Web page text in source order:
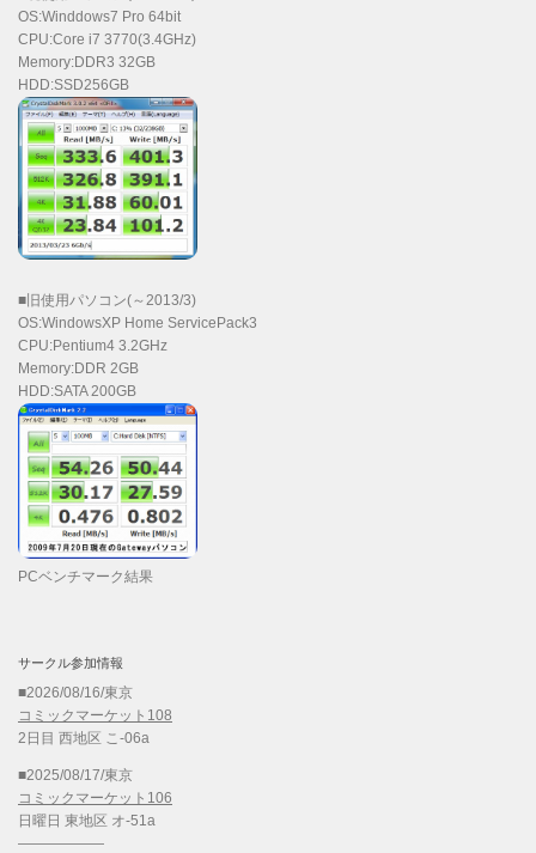
OS:Winddows7 Pro 64bit
CPU:Core i7 3770(3.4GHz)
Memory:DDR3 32GB
HDD:SSD256GB
■旧使用パソコン(～2013/3)
OS:WindowsXP Home ServicePack3
CPU:Pentium4 3.2GHz
Memory:DDR 2GB
HDD:SATA 200GB
PCベンチマーク結果
サークル参加情報
■2026/08/16/東京
コミックマーケット108
2日目 西地区 こ-06a
■2025/08/17/東京
コミックマーケット106
日曜日 東地区 オ-51a
——————